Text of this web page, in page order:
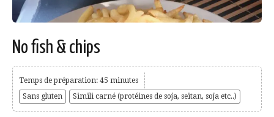
No fish & chips
Temps de préparation: 45 minutes
Sans gluten
Simili carné (protéines de soja, seitan, soja etc..)